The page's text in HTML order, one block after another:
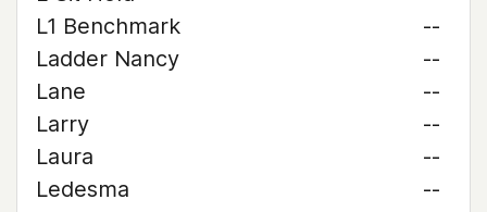
L1 Benchmark
--
Ladder Nancy
--
Lane
--
Larry
--
Laura
--
Ledesma
--